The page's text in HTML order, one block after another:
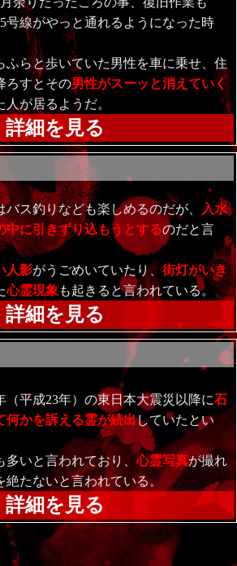
号線がやっと通れるようになった時
ふらと歩いていた男性を車に乗せ、住
ろすとその男性がスーッと消えていく
が居るようだ。
詳細を見る
ス釣りなども楽しめるのだが、
入水
中に引きずり込もうとするのだと言
人影がうごめいていたり、街灯がいき
心霊現象 も起きると言われている。
詳細を見る
（平成23年）の東日本大震災以降に石
何かを訴える霊が続出していたとい
多いと言われており、心霊写真が撮れ
絶たないと言われている。
詳細を見る